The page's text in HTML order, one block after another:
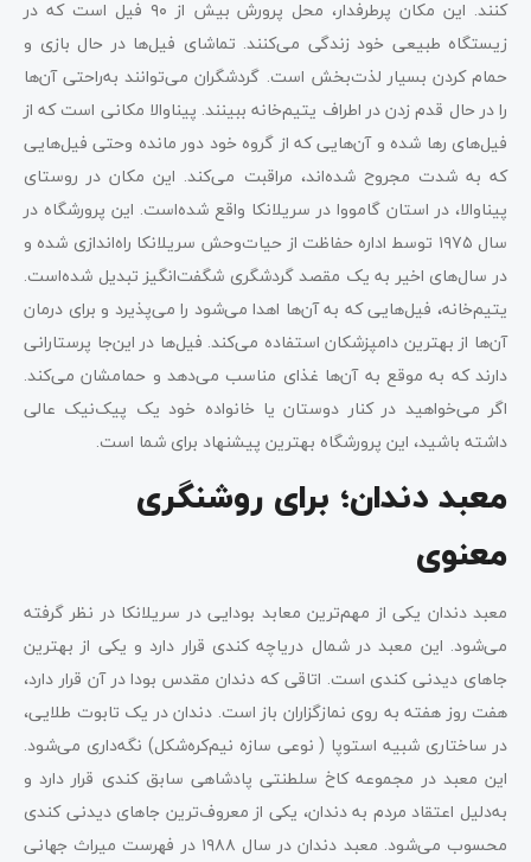
کنند. این مکان پرطرفدار، محل پرورش بیش از ۹۰ فیل است که در
زیستگاه طبیعی خود زندگی می‌کنند. تماشای فیل‌ها در حال بازی و
حمام کردن بسیار لذت‌بخش است. گردشگران می‌توانند به‌راحتی آن‌ها
را در حال قدم زدن در اطراف یتیم‌خانه ببینند. پیناوالا مکانی است که از
فیل‌های رها شده و آن‌هایی که از گروه خود دور مانده وحتی فیل‌هایی
که به شدت مجروح شده‌اند، مراقبت می‌کند. این مکان در روستای
پیناوالا، در استان گامووا در سریلانکا واقع شده‌است. این پرورشگاه در
سال ۱۹۷۵ توسط اداره حفاظت از حیات‌وحش سریلانکا راه‌اندازی شده و
در سال‌های اخیر به یک مقصد گردشگری شگفت‌انگیز تبدیل شده‌است.
یتیم‌خانه، فیل‌هایی که به آن‌ها اهدا می‌شود را می‌پذیرد و برای درمان
آن‌ها از بهترین دامپزشکان استفاده می‌کند. فیل‌ها در این‌جا پرستارانی
دارند که به موقع به آن‌ها غذای مناسب می‌دهد و حمامشان می‌کند.
اگر می‌خواهید در کنار دوستان یا خانواده خود یک پیک‌نیک عالی
داشته باشید، این پرورشگاه بهترین پیشنهاد برای شما است.
معبد دندان؛ برای روشنگری
معنوی
معبد دندان یکی از مهم‌ترین معابد بودایی در سریلانکا در نظر گرفته
می‌شود. این معبد در شمال دریاچه کندی قرار دارد و یکی از بهترین
جاهای دیدنی کندی است. اتاقی که دندان مقدس بودا در آن قرار دارد،
هفت روز هفته به روی نمازگزاران باز است. دندان در یک تابوت طلایی،
در ساختاری شبیه استوپا ( نوعی سازه نیم‌کره‌شکل) نگه‌داری می‌شود.
این معبد در مجموعه کاخ سلطنتی پادشاهی سابق کندی قرار دارد و
به‌دلیل اعتقاد مردم به دندان، یکی از معروف‌ترین جاهای دیدنی کندی
محسوب می‌شود. معبد دندان در سال ۱۹۸۸ در فهرست میراث جهانی